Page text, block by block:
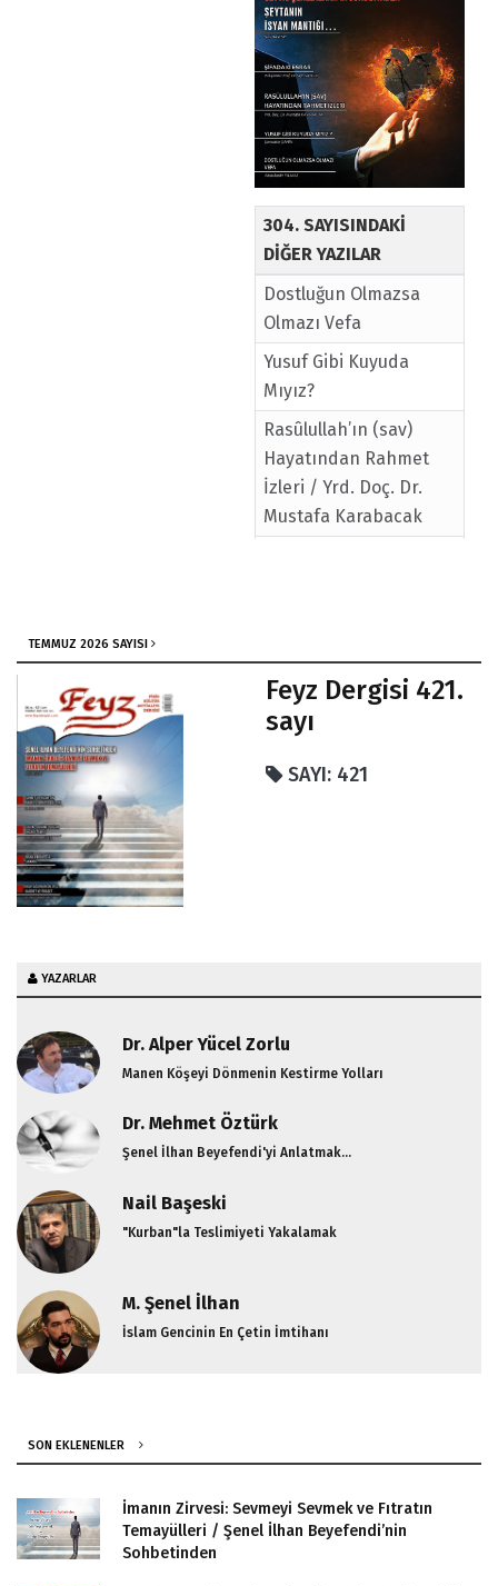
304. SAYISINDAKİ
DİĞER YAZILAR
Dostluğun Olmazsa
Olmazı Vefa
Yusuf Gibi Kuyuda
Mıyız?
Rasûlullah’ın (sav)
Hayatından Rahmet
İzleri / Yrd. Doç. Dr.
Mustafa Karabacak
/ Şenel İlhan
Beyefendi'nin
Sohbetinden
TEMMUZ 2026 SAYISI
Feyz Dergisi 421.
sayı
SAYI: 421
YAZARLAR
Dr. Alper Yücel Zorlu
Manen Köşeyi Dönmenin Kestirme Yolları
Dr. Mehmet Öztürk
Şenel İlhan Beyefendi'yi Anlatmak...
Nail Başeski
"Kurban"la Teslimiyeti Yakalamak
M. Şenel İlhan
İslam Gencinin En Çetin İmtihanı
SON EKLENENLER
İmanın Zirvesi: Sevmeyi Sevmek ve Fıtratın
Temayülleri / Şenel İlhan Beyefendi’nin
Sohbetinden